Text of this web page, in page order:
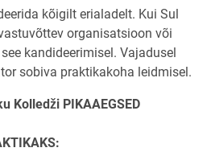
kõigilt erialadelt. Kui Sul
organisatsioon või
kandideerimisel. Vajadusel
sobiva praktikakoha leidmisel.
Kolledži PIKAAEGSED